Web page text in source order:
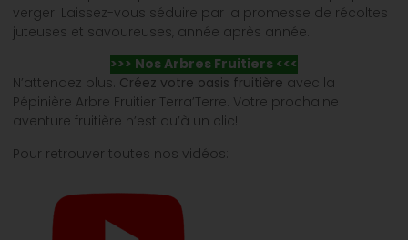
verger. Laissez-vous séduire par la promesse de récoltes
juteuses et savoureuses, année après année.
>>> Nos Arbres Fruitiers <<<
N’attendez plus. Créez votre oasis fruitière avec la
Pépinière Arbre Fruitier Terra’Terre. Votre prochaine
aventure fruitière n’est qu’à un clic!
Pour retrouver toutes nos vidéos: